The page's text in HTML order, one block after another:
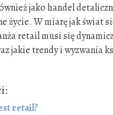
jako handel
życie. W miarę jak świat
retail musi się
jakie trendy i wyzwania
retail?